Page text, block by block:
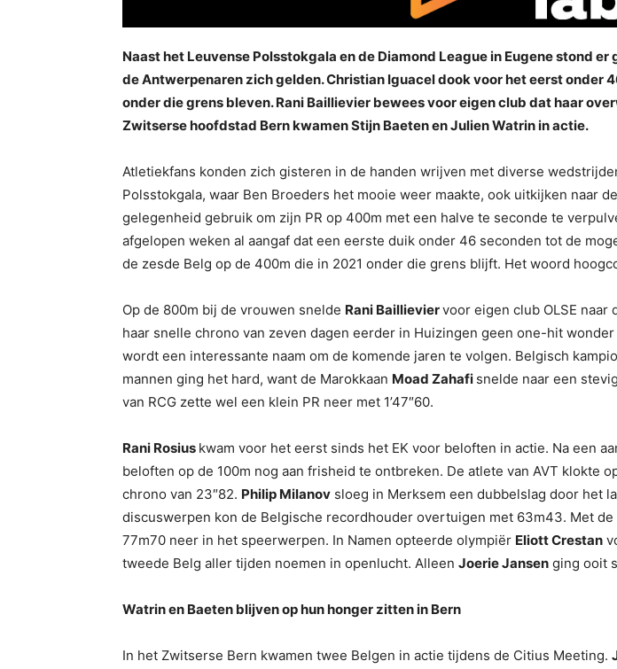
Naast het Leuvense Polsstokgala en de Diamond League in Eugene stond
de Antwerpenaren zich gelden. Christian Iguacel dook voor het eerst onder
onder die grens bleven. Rani Baillievier bewees voor eigen club dat haar
Zwitserse hoofdstad Bern kwamen Stijn Baeten en Julien Watrin in actie.
Atletiekfans konden zich gisteren in de handen wrijven met diverse
Polsstokgala, waar Ben Broeders het mooie weer maakte, ook uitkijken naar
gelegenheid gebruik om zijn PR op 400m met een halve te seconde te
afgelopen weken al aangaf dat een eerste duik onder 46 seconden tot de
de zesde Belg op de 400m die in 2021 onder die grens blijft. Het woord
Op de 800m bij de vrouwen snelde Rani Baillieviervoor eigen club OLSE
haar snelle chrono van zeven dagen eerder in Huizingen geen one-hit
wordt een interessante naam om de komende jaren te volgen. Belgisch
mannen ging het hard, want de Marokkaan Moad Zahafi snelde naar een
van RCG zette wel een klein PR neer met 1’47″60.
Rani Rosius kwam voor het eerst sinds het EK voor beloften in actie. Na een
beloften op de 100m nog aan frisheid te ontbreken. De atlete van AVT klokte
chrono van 23″82. Philip Milanov sloeg in Merksem een dubbelslag door het
discuswerpen kon de Belgische recordhouder overtuigen met 63m43. Met
77m70 neer in het speerwerpen. In Namen opteerde olympiër Eliott Crestan
tweede Belg aller tijden noemen in openlucht. Alleen Joerie Jansen ging ooit
Watrin en Baeten blijven op hun honger zitten in Bern
In het Zwitserse Bern kwamen twee Belgen in actie tijdens de Citius Meeting.